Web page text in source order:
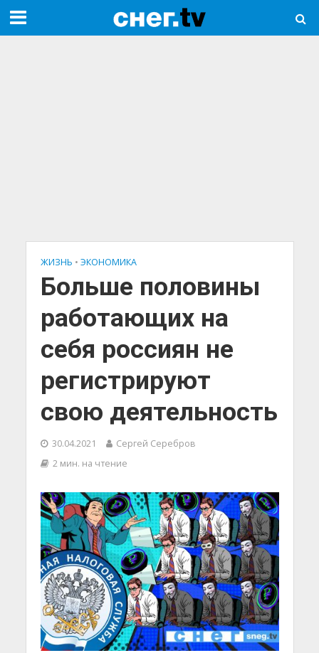
ЖИЗНЬ • ЭКОНОМИКА
Больше половины
работающих на
себя россиян не
регистрируют
свою деятельность
30.04.2021
Сергей Серебров
2 мин. на чтение